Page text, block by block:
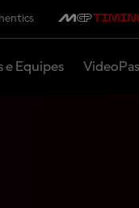
e Equipes